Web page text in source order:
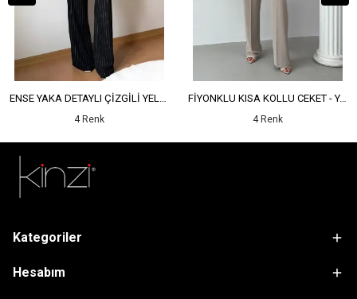
ENSE YAKA DETAYLI ÇİZGİLİ YELEK - YÜKSEK BEL DETAYLI ÇİZGİLİ PANTOLON
4 Renk
FİYONKLU KISA KOLLU CEKET - YÜKSEK BEL SALAŞ PANTOLON
4 Renk
Kategoriler
Hesabım